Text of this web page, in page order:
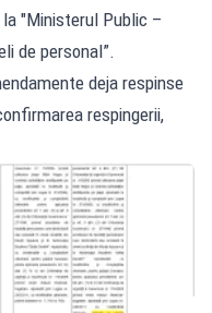
"Ministerul Public –
de personal”.
deja respinse
respingerii,